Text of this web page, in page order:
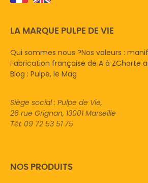
LA MARQUE PULPE DE VIE
Qui sommes nous ?Nos valeurs :
Fabrication française de A à ZCharte
Blog : Pulpe, le Mag
Siège social : Pulpe de Vie,
26 rue Grignan, 13001 Marseille
Tél: 09 72 53 51 75
NOS PRODUITS